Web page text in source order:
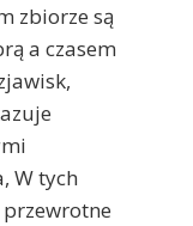
zbiorze są
a czasem
W tych